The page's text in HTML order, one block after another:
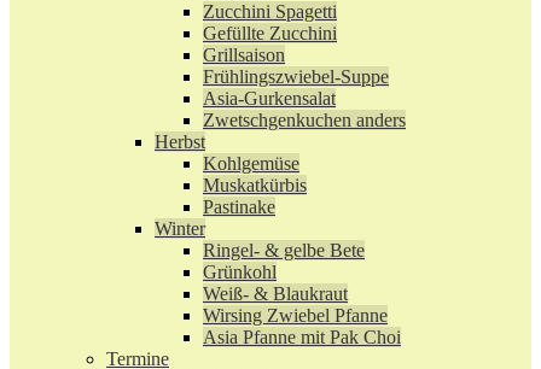
Zucchini Spagetti
Gefüllte Zucchini
Grillsaison
Frühlingszwiebel-Suppe
Asia-Gurkensalat
Zwetschgenkuchen anders
Herbst
Kohlgemüse
Muskatkürbis
Pastinake
Winter
Ringel- & gelbe Bete
Grünkohl
Weiß- & Blaukraut
Wirsing Zwiebel Pfanne
Asia Pfanne mit Pak Choi
Termine